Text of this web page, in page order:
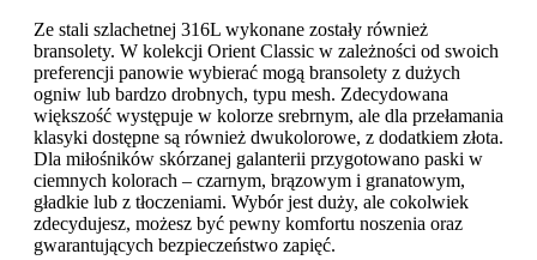
Ze stali szlachetnej 316L wykonane zostały również
bransolety. W kolekcji Orient Classic w zależności od swoich
preferencji panowie wybierać mogą bransolety z dużych
ogniw lub bardzo drobnych, typu mesh. Zdecydowana
większość występuje w kolorze srebrnym, ale dla przełamania
klasyki dostępne są również dwukolorowe, z dodatkiem złota.
Dla miłośników skórzanej galanterii przygotowano paski w
ciemnych kolorach – czarnym, brązowym i granatowym,
gładkie lub z tłoczeniami. Wybór jest duży, ale cokolwiek
zdecydujesz, możesz być pewny komfortu noszenia oraz
gwarantujących bezpieczeństwo zapięć.